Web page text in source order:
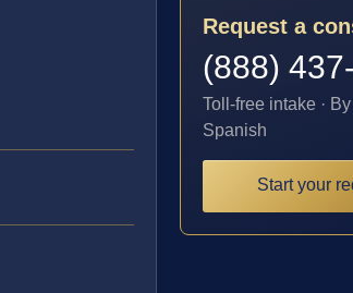
Request a
(888)
Toll-free intake ·
Spanish
Start your